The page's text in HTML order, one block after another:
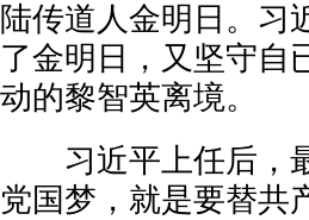
陆传道人金明日。习
了金明日，又坚守自
动的黎智英离境。
习近平上任后，最
党国梦，就是要替共